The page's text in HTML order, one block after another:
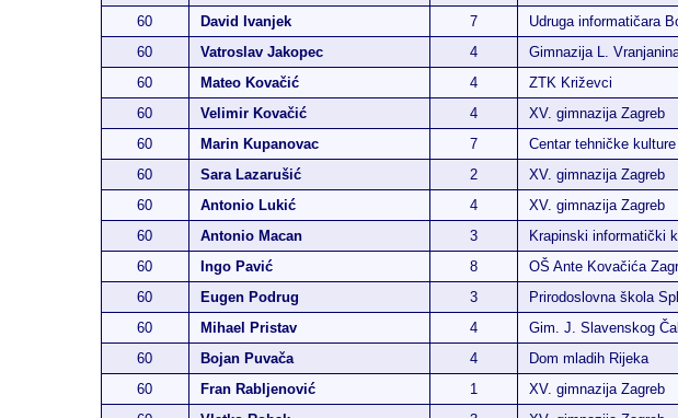
60
David Ivanjek 7 Udruga informatičara
60
Vatroslav Jakopec 4 Gimnazija L.
60
Mateo Kovačić 4 ZTK Križevci
60
Velimir Kovačić 4 XV. gimnazija Zagreb
60
Marin Kupanovac 7 Centar tehničke
60
Sara Lazarušić 2 XV. gimnazija Zagreb
60
Antonio Lukić 4 XV. gimnazija Zagreb
60
Antonio Macan 3 Krapinski informatički
60
Ingo Pavić 8 OŠ Ante Kovačića
60
Eugen Podrug 3 Prirodoslovna škola
60
Mihael Pristav 4 Gim. J. Slavenskog
60
Bojan Puvača 4 Dom mladih Rijeka
60
Fran Rabljenović 1 XV. gimnazija Zagreb